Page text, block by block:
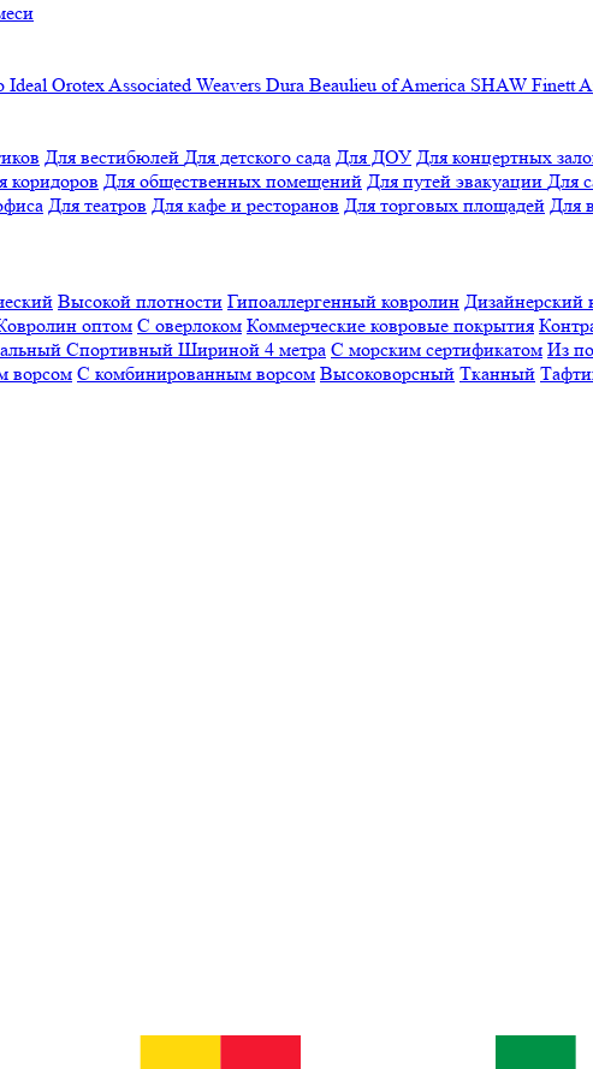
Ideal OrotexAssociated Weavers Dura Beaulieu of America SHAW Finett
Для вестибюлей Для детского сада Для ДОУ Для концертных
коридоров Для общественных помещений Для путей эвакуации Для
Для театров Для кафе и ресторанов Для торговых площадей Для
Высокой плотности Гипоаллергенный ковролин Дизайнерский
оптом С оверлоком Коммерческие ковровые покрытия
Спортивный Шириной 4 метра С морским сертификатом Из
ворсом С комбинированным ворсом Высоковорсный Тканный